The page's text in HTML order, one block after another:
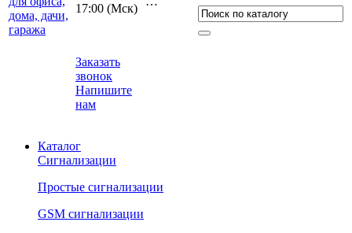
17:00 (Мcк)
Заказать
звонок
Напишите
нам
Каталог
Сигнализации
Простые сигнализации
GSM сигнализации